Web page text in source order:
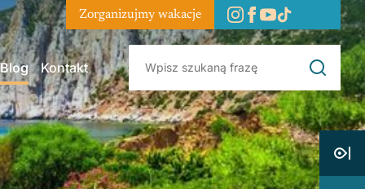
Blog Kontakt
Zorganizujmy wakacje